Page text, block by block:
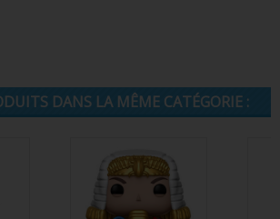
DANS LA MÊME CATÉGORIE :